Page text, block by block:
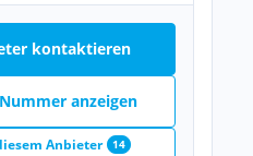
kontaktieren
anzeigen
Anbieter 14